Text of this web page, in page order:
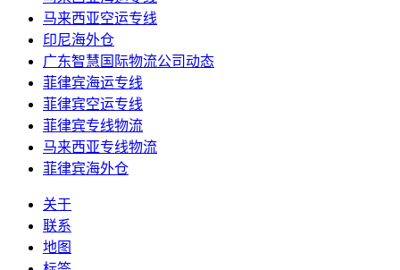
马来西亚空运专线
印尼海外仓
广东智慧国际物流公司动态
菲律宾海运专线
菲律宾空运专线
菲律宾专线物流
马来西亚专线物流
菲律宾海外仓
关于
联系
地图